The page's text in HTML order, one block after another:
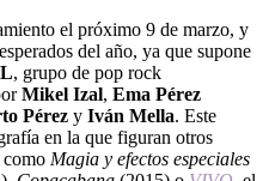
el próximo 9 de marzo, y
del año, ya que supone
, grupo de pop rock
Mikel Izal, Ema Pérez
Pérez y Iván Mella. Este
en la que figuran otros
como Magia y efectos especiales